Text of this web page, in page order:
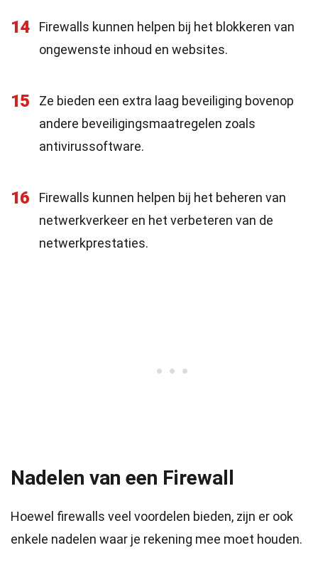
14
Firewalls kunnen helpen bij het blokkeren van
ongewenste inhoud en websites.
15
Ze bieden een extra laag beveiliging bovenop
andere beveiligingsmaatregelen zoals
antivirussoftware.
16
Firewalls kunnen helpen bij het beheren van
netwerkverkeer en het verbeteren van de
netwerkprestaties.
Nadelen van een Firewall
Hoewel firewalls veel voordelen bieden, zijn er ook
enkele nadelen waar je rekening mee moet houden.